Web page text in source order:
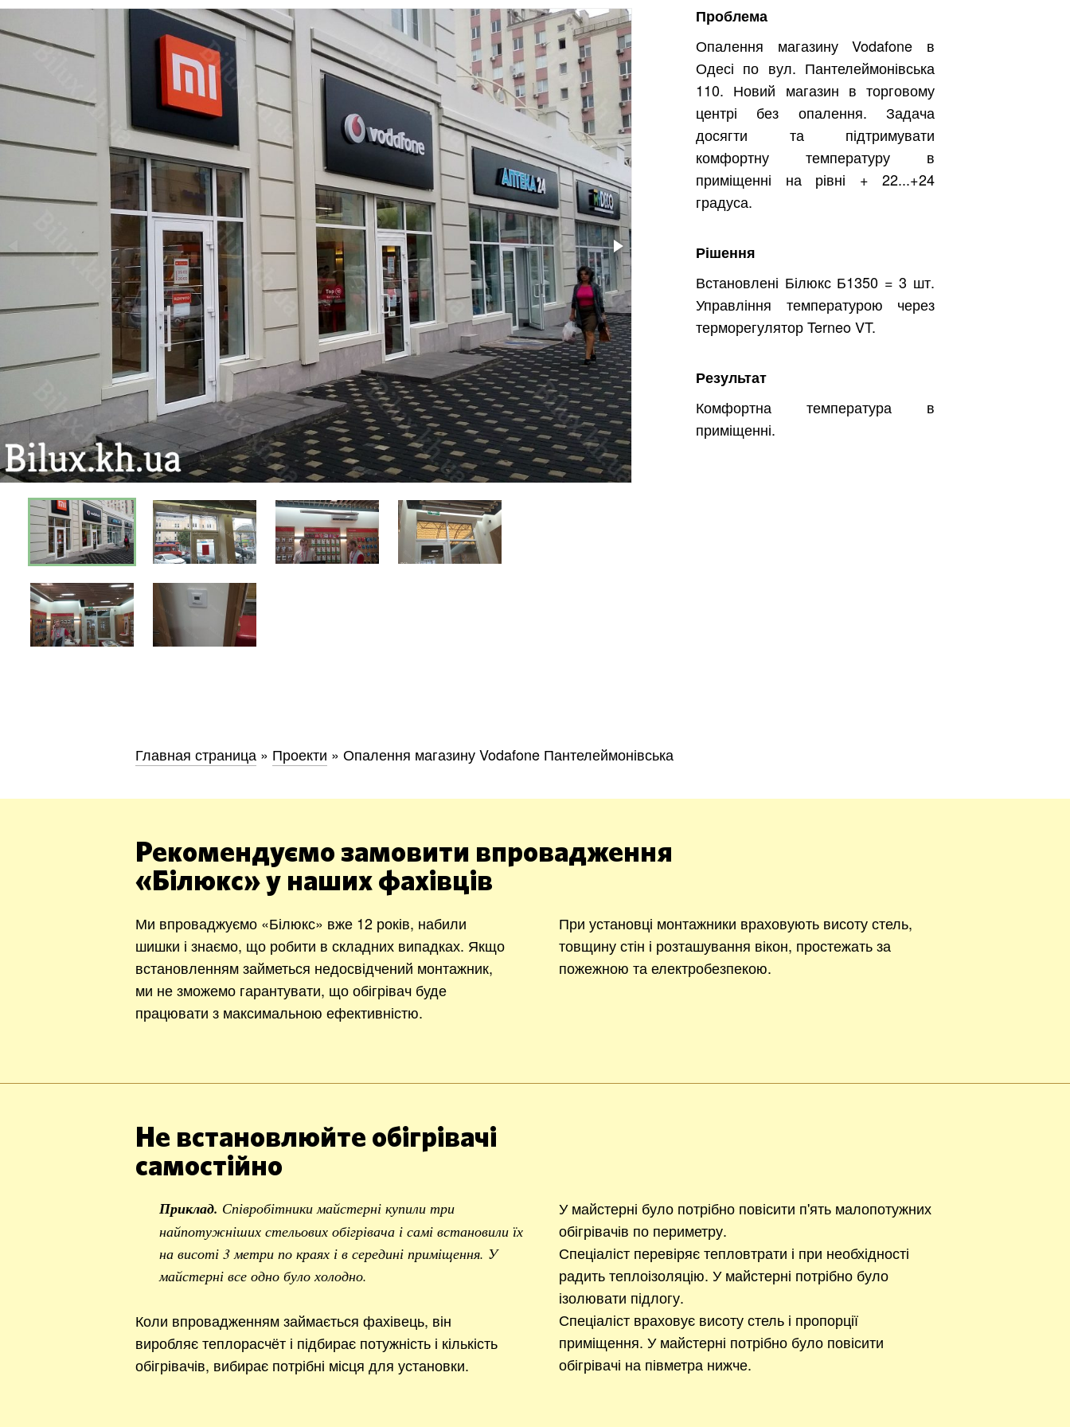
Проблема
Опалення магазину Vodafone в
Одесі по вул. Пантелеймонівська
110. Новий магазин в торговому
центрі без опалення. Задача
досягти та підтримувати
комфортну температуру в
приміщенні на рівні + 22...+24
градуса.
Рішення
Встановлені Білюкс Б1350 = 3 шт.
Управління температурою через
терморегулятор Terneo VT.
Результат
Комфортна температура в
приміщенні.
Главная страница » Проекти » Опалення магазину Vodafone Пантелеймонівська
Рекомендуємо замовити впровадження
«Білюкс» у наших фахівців
Ми впроваджуємо «Білюкс» вже 12 років, набили
шишки і знаємо, що робити в складних випадках. Якщо
встановленням займеться недосвідчений монтажник,
ми не зможемо гарантувати, що обігрівач буде
працювати з максимальною ефективністю.
При установці монтажники враховують висоту стель,
товщину стін і розташування вікон, простежать за
пожежною та електробезпекою.
Не встановлюйте обігрівачі
самостійно
Приклад. Співробітники майстерні купили три
найпотужніших стельових обігрівача і самі встановили їх
на висоті 3 метри по краях і в середині приміщення. У
майстерні все одно було холодно.
Коли впровадженням займається фахівець, він
виробляє теплорасчёт і підбирає потужність і кількість
обігрівачів, вибирає потрібні місця для установки.
У майстерні було потрібно повісити п'ять малопотужних
обігрівачів по периметру.
Спеціаліст перевіряє тепловтрати і при необхідності
радить теплоізоляцію. У майстерні потрібно було
ізолювати підлогу.
Спеціаліст враховує висоту стель і пропорції
приміщення. У майстерні потрібно було повісити
обігрівачі на півметра нижче.
Київ Харків